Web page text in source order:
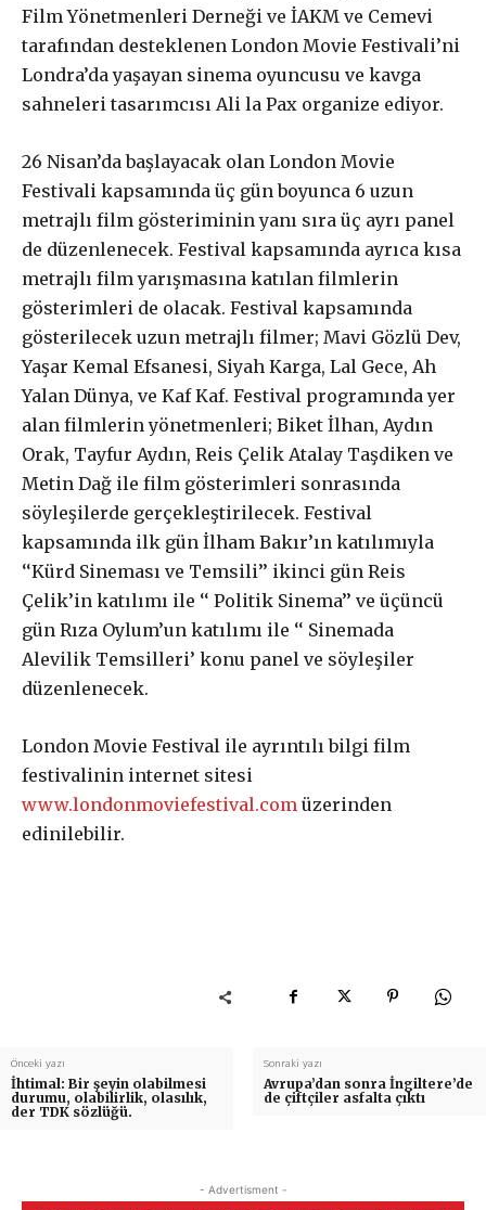
Paketler arasında fark yoktur. Bütçenize uygun paketi
seçebilirsiniz.
Abonelik süresi ne kadar?
Abone paketleri arasında fark var
mı?
£50 / yıllık
£100 / yıllık
£200 / yıllık ABONE OL
Film Yönetmenleri Derneği ve İAKM ve Cemevi
tarafından desteklenen London Movie Festivali’ni
Londra’da yaşayan sinema oyuncusu ve kavga
sahneleri tasarımcısı Ali la Pax organize ediyor.
26 Nisan’da başlayacak olan London Movie
Festivali kapsamında üç gün boyunca 6 uzun
metrajlı film gösteriminin yanı sıra üç ayrı panel
de düzenlenecek. Festival kapsamında ayrıca kısa
metrajlı film yarışmasına katılan filmlerin
gösterimleri de olacak. Festival kapsamında
gösterilecek uzun metrajlı filmer; Mavi Gözlü Dev,
Yaşar Kemal Efsanesi, Siyah Karga, Lal Gece, Ah
Yalan Dünya, ve Kaf Kaf. Festival programında yer
alan filmlerin yönetmenleri; Biket İlhan, Aydın
Orak, Tayfur Aydın, Reis Çelik Atalay Taşdiken ve
Metin Dağ ile film gösterimleri sonrasında
söyleşilerde gerçekleştirilecek. Festival
kapsamında ilk gün İlham Bakır’ın katılımıyla
‘‘Kürd Sineması ve Temsili’’ ikinci gün Reis
Çelik’in katılımı ile ‘‘ Politik Sinema’’ ve üçüncü
gün Rıza Oylum’un katılımı ile ‘‘ Sinemada
Alevilik Temsilleri’ konu panel ve söyleşiler
düzenlenecek.
London Movie Festival ile ayrıntılı bilgi film
festivalinin internet sitesi
www.londonmoviefestival.com üzerinden
edinilebilir.
Önceki yazı
İhtimal: Bir şeyin olabilmesi
durumu, olabilirlik, olasılık,
der TDK sözlüğü.
Sonraki yazı
Avrupa’dan sonra İngiltere’de
de çiftçiler asfalta çıktı
- Advertisment -